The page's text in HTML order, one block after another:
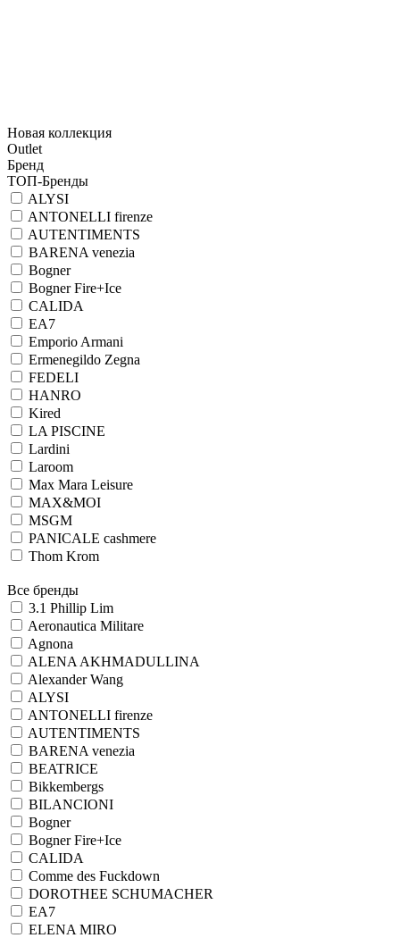
Новая коллекция
Outlet
Бренд
ТОП-Бренды
ALYSI
ANTONELLI firenze
AUTENTIMENTS
BARENA venezia
Bogner
Bogner Fire+Ice
CALIDA
EA7
Emporio Armani
Ermenegildo Zegna
FEDELI
HANRO
Kired
LA PISCINE
Lardini
Laroom
Max Mara Leisure
MAX&MOI
MSGM
PANICALE cashmere
Thom Krom
Все бренды
3.1 Phillip Lim
Aeronautica Militare
Agnona
ALENA AKHMADULLINA
Alexander Wang
ALYSI
ANTONELLI firenze
AUTENTIMENTS
BARENA venezia
BEATRICE
Bikkembergs
BILANCIONI
Bogner
Bogner Fire+Ice
CALIDA
Comme des Fuckdown
DOROTHEE SCHUMACHER
EA7
ELENA MIRO